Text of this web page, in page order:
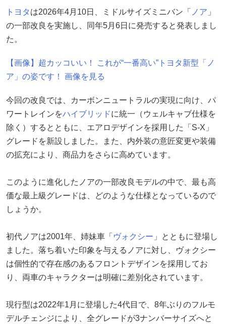
トヨタ は2026年4月10日、ミドルサイズミニバン「 ノア 」
の一部改良を実施し、同年5月6日に発売すると発表しまし
た。
【画像】超カッコいい！ これが“一番高い”トヨタ新型「ノ
ア」の姿です！ 画像を見る
今回の改良では、カーボンニュートラルの実現に向け、パ
ワートレインをハイブリッドに統一（ウェルキャブ仕様を
除く）するとともに、エアロデザインを採用した「S-X」
グレードを新設しました。また、内外装の意匠変更や装備
の拡充により、商品力をさらに高めています。
このように進化したノアの一部改良モデルの中で、最も高
価な最上級グレードは、どのような仕様となっているので
しょうか。
初代ノアは2001年、姉妹車「 ヴォクシー 」とともに登場し
ました。落ち着いた印象を与えるノアに対し、ヴォクシー
は個性的で存在感のあるフロントデザインを採用してお
り、両車のキャラクターは明確に差別化されています。
現行型は2022年1月に登場した4代目で、8年ぶりのフルモ
デルチェンジにより、全グレードが3ナンバーサイズへと